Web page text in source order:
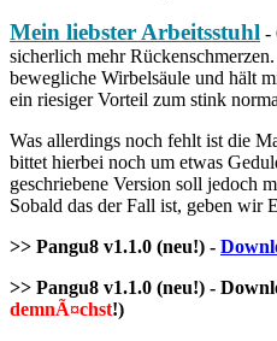
Mein liebster Arbeitsstuhl -
sicherlich mehr
bewegliche Wirbelsäule und hält
ein riesiger Vorteil zum stink
Was allerdings noch fehlt ist die
bittet hierbei noch um etwas
geschriebene Version soll jedoch
Sobald das der Fall ist, geben wir
>> Pangu8 v1.1.0 (neu!) -
>> Pangu8 v1.1.0 (neu!) -
demnÃ¤chst!)